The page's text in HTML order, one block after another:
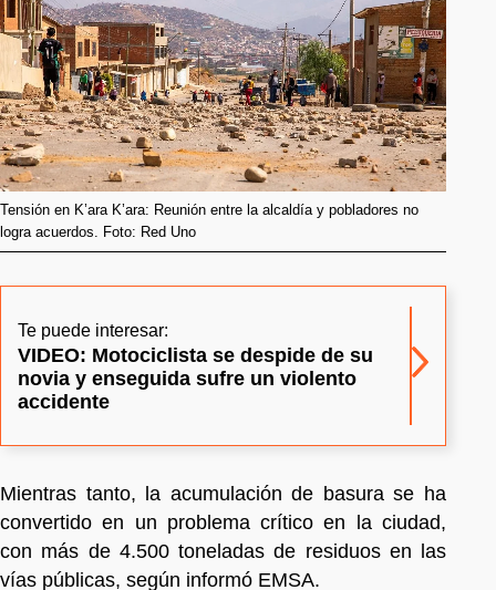
Tensión en K’ara K’ara: Reunión entre la alcaldía y pobladores no
logra acuerdos. Foto: Red Uno
Te puede interesar:
VIDEO: Motociclista se despide de su
novia y enseguida sufre un violento
accidente
Mientras tanto, la acumulación de basura se ha
convertido en un problema crítico en la ciudad,
con más de 4.500 toneladas de residuos en las
vías públicas, según informó EMSA.